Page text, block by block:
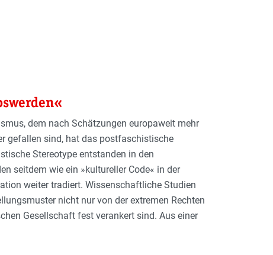
dem nach Schätzungen europaweit mehr
gefallen sind, hat das postfaschistische
Stereotype entstanden in den
seitdem wie ein »kultureller Code« in der
weiter tradiert. Wissenschaftliche Studien
nicht nur von der extremen Rechten
Gesellschaft fest verankert sind. Aus einer